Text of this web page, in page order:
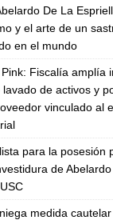
De La
y el arte de un
en el mundo
Fiscalía amplía
lavado de activos y
vinculado al
para la posesión
de
medida